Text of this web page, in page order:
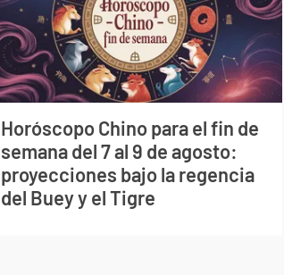
Horóscopo Chino para el fin de
semana del 7 al 9 de agosto:
proyecciones bajo la regencia
del Buey y el Tigre